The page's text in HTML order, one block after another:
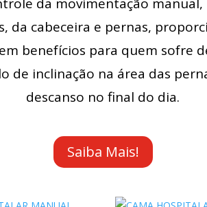
da movimentação
da cabeceira e pernas,
benefícios para quem sofre
de inclinação na área das
descanso no final do dia.
Saiba Mais!